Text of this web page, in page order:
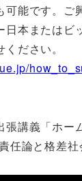
可能です。ご
日本またはビ
ださい。
張講義「ホー
任論と格差社